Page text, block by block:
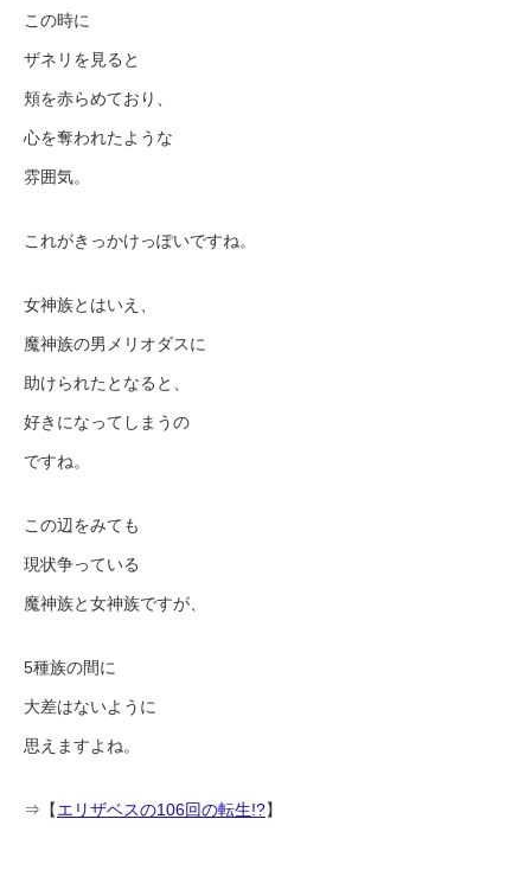
この時に
ザネリを見ると
頬を赤らめており、
心を奪われたような
雰囲気。
これがきっかけっぽいですね。
女神族とはいえ、
魔神族の男メリオダスに
助けられたとなると、
好きになってしまうの
ですね。
この辺をみても
現状争っている
魔神族と女神族ですが、
5種族の間に
大差はないように
思えますよね。
⇒【エリザベスの106回の転生!?】